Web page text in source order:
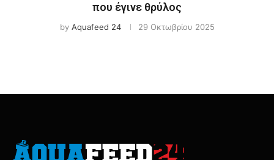
που έγινε θρύλος
by Aquafeed 24 29 Οκτωβρίου 2025